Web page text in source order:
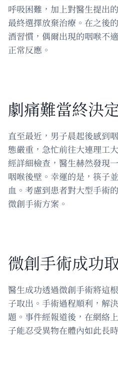
呼吸困難，加上對醫生提出
最終選擇放棄治療。在之後
酒習慣，偶爾出現的咽喉不
正常反應。
劇痛難當終決
直至最近，男子晨起後感到
態嚴重，急忙前往大連理工
經詳細檢查，醫生赫然發現
咽喉後壁。幸運的是，筷子
血。考慮到患者對大型手術
微創手術方案。
微創手術成功
醫生成功透過微創手術將這
子取出。手術過程順利，解
題。事件經報道後，在網絡
子能忍受異物在體內如此長